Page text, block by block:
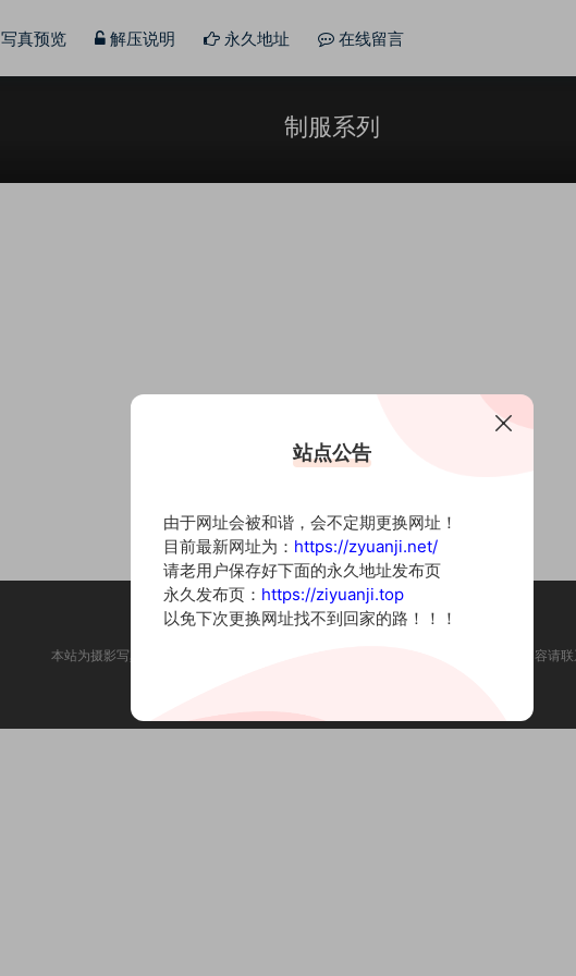
写真预览 解压说明 永久地址 在线留言
制服系列
本站为摄影写真图片网站，内容来自网络收集整理，仅作个人学习使用。如有违法内容请
站点公告
由于网址会被和谐，会不定期更换网址！
目前最新网址为： https://zyuanji.net/
请老用户保存好下面的永久地址发布页
永久发布页： https://ziyuanji.top
以免下次更换网址找不到回家的路！！！